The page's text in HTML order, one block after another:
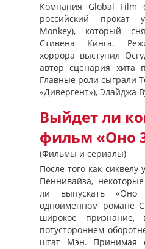
Компания Global Film
российский прокат
Monkey), который
Стивена Кинга.
хоррора выступил
автор сценария хита
Главные роли сыграли
«Дивергент»), Элайджа
Выйдет ли
фильм «Оно
(Фильмы и сериалы)
После того как
Пеннивайза,
ли выпускать
одноименном романе
широкое
потустороннем
штат Мэн. Принимая